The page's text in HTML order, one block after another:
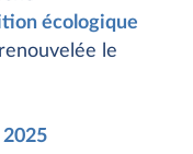
écologique
le
2025